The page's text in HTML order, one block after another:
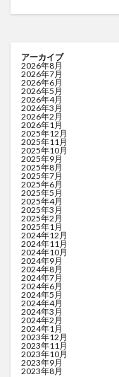
アーカイブ
2026年8月
2026年7月
2026年6月
2026年5月
2026年4月
2026年3月
2026年2月
2026年1月
2025年12月
2025年11月
2025年10月
2025年9月
2025年8月
2025年7月
2025年6月
2025年5月
2025年4月
2025年3月
2025年2月
2025年1月
2024年12月
2024年11月
2024年10月
2024年9月
2024年8月
2024年7月
2024年6月
2024年5月
2024年4月
2024年3月
2024年2月
2024年1月
2023年12月
2023年11月
2023年10月
2023年9月
2023年8月